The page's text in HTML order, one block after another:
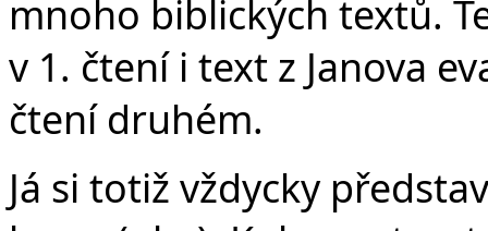
mnoho biblických textů.
v 1. čtení i text z Janova
čtení druhém.
Já si totiž vždycky